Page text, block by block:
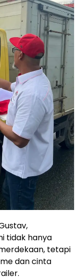
tidak hanya
tetapi
dan cinta